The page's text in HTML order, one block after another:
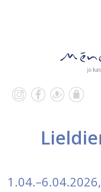
1.04.–6.04.2026